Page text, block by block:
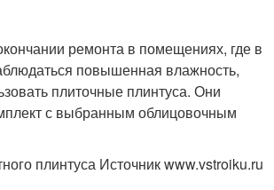
ремонта в помещениях, где в
повышенная влажность,
плиточные плинтуса. Они
с выбранным облицовочным
плинтуса Источник www.vstroiku.ru